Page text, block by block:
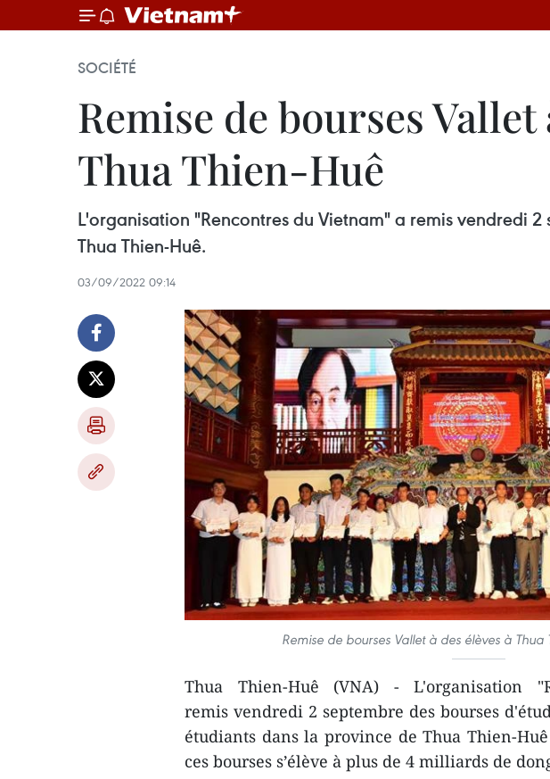
SOCIÉTÉ
Remise de bourses
Thua Thien-Huê
L'organisation "Rencontres du Vietnam" a remis vendredi
Thua Thien-Huê.
03/09/2022 09:14
Remise de bourses Vallet à des élèves à Thua
Thua Thien-Huê (VNA) - L'organisation
remis vendredi 2 septembre des bourses
étudiants dans la province de Thua Thien-
ces bourses s’élève à plus de 4 milliards de